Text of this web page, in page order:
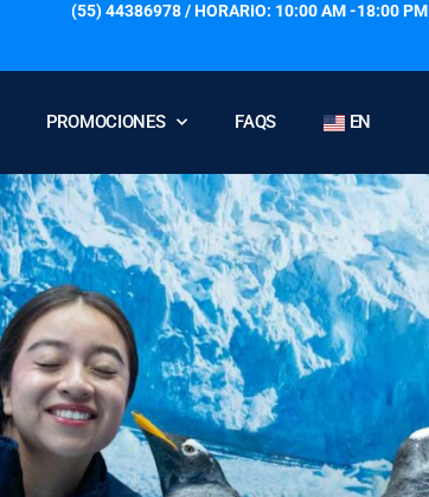
(55) 44386978 / HORARIO: 10:00 AM -18:00 PM
PROMOCIONES FAQS EN